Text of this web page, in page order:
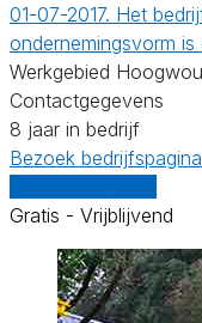
01-07-2017. Het
ondernemingsvorm is
Werkgebied
Contactgegevens
8 jaar in bedrijf
Bezoek bedrijfspagina
Gratis - Vrijblijvend